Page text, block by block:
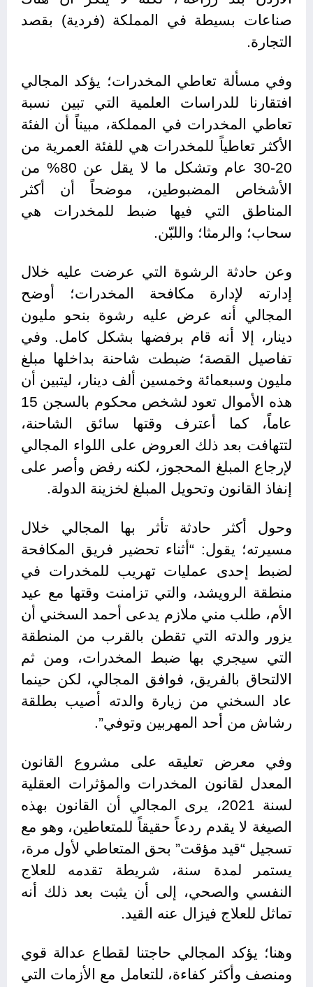
صناعات بسيطة في المملكة (فردية) بقصد
التجارة.
وفي مسألة تعاطي المخدرات؛ يؤكد المجالي
افتقارنا للدراسات العلمية التي تبين نسبة
تعاطي المخدرات في المملكة، مبيناً أن الفئة
الأكثر تعاطياً للمخدرات هي للفئة العمرية من
20-30 عام وتشكل ما لا يقل عن 80% من
الأشخاص المضبوطين، موضحاً أن أكثر
المناطق التي فيها ضبط للمخدرات هي
سحاب؛ والرمثا؛ واللبّن.
وعن حادثة الرشوة التي عرضت عليه خلال
إدارته لإدارة مكافحة المخدرات؛ أوضح
المجالي أنه عرض عليه رشوة بنحو مليون
دينار، إلا أنه قام برفضها بشكل كامل. وفي
تفاصيل القصة؛ ضبطت شاحنة بداخلها مبلغ
مليون وسبعمائة وخمسين ألف دينار، ليتبين أن
هذه الأموال تعود لشخص محكوم بالسجن 15
عاماً، كما أعترف وقتها سائق الشاحنة،
لتتهافت بعد ذلك العروض على اللواء المجالي
لإرجاع المبلغ المحجوز، لكنه رفض وأصر على
إنفاذ القانون وتحويل المبلغ لخزينة الدولة.
وحول أكثر حادثة تأثر بها المجالي خلال
مسيرته؛ يقول: “أثناء تحضير فريق المكافحة
لضبط إحدى عمليات تهريب للمخدرات في
منطقة الرويشد، والتي تزامنت وقتها مع عيد
الأم، طلب مني ملازم يدعى أحمد السخني أن
يزور والدته التي تقطن بالقرب من المنطقة
التي سيجري بها ضبط المخدرات، ومن ثم
الالتحاق بالفريق، فوافق المجالي، لكن حينما
عاد السخني من زيارة والدته أصيب بطلقة
رشاش من أحد المهربين وتوفي”.
وفي معرض تعليقه على مشروع القانون
المعدل لقانون المخدرات والمؤثرات العقلية
لسنة 2021، يرى المجالي أن القانون بهذه
الصيغة لا يقدم ردعاً حقيقاً للمتعاطين، وهو مع
تسجيل “قيد مؤقت” بحق المتعاطي لأول مرة،
يستمر لمدة سنة، شريطة تقدمه للعلاج
النفسي والصحي، إلى أن يثبت بعد ذلك أنه
تماثل للعلاج فيزال عنه القيد.
وهنا؛ يؤكد المجالي حاجتنا لقطاع عدالة قوي
ومنصف وأكثر كفاءة، للتعامل مع الأزمات التي